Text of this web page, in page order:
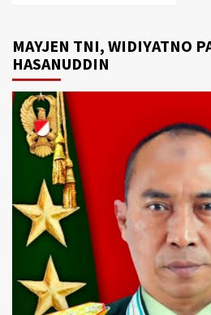
MAYJEN TNI, WIDIYATNO
HASANUDDIN